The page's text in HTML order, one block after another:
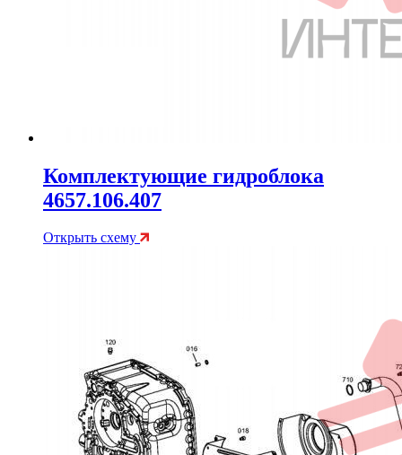
Комплектующие гидроблока
4657.106.407
Открыть схему